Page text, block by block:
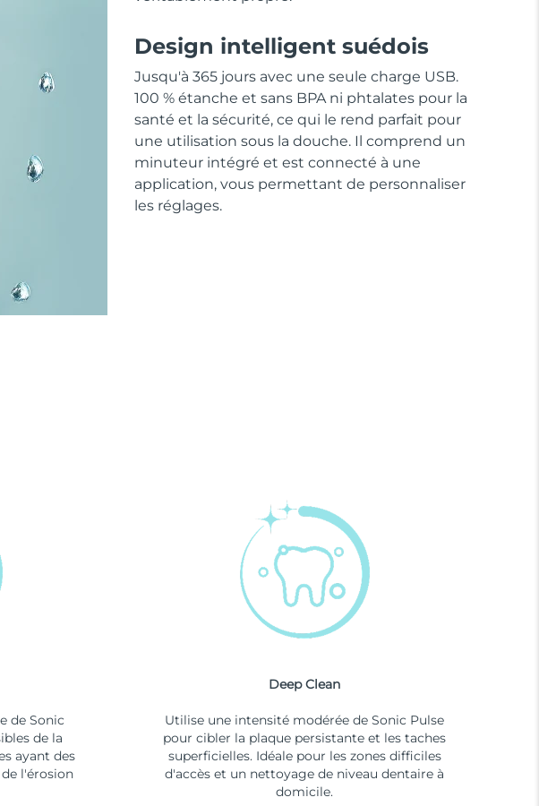
Design intelligent suédois
Jusqu'à 365 jours avec une seule charge USB.
100 % étanche et sans BPA ni phtalates pour la
santé et la sécurité, ce qui le rend parfait pour
une utilisation sous la douche. Il comprend un
minuteur intégré et est connecté à une
application, vous permettant de personnaliser
les réglages.
de Sonic
de la
ayant des
l'érosion
Deep Clean
Utilise une intensité modérée de Sonic Pulse
pour cibler la plaque persistante et les taches
superficielles. Idéale pour les zones difficiles
d'accès et un nettoyage de niveau dentaire à
domicile.